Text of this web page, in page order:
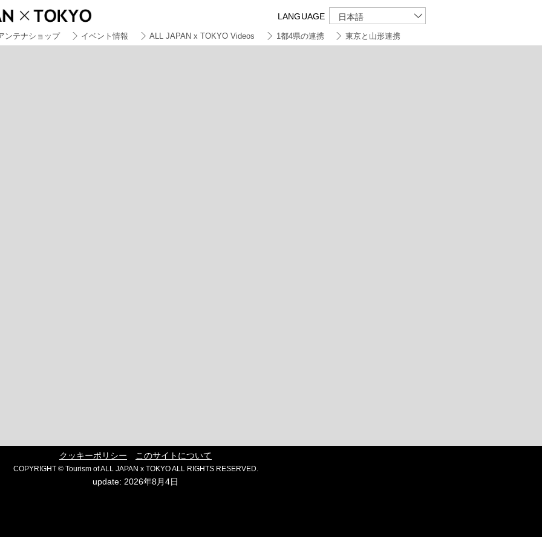
LANGUAGE 日本語
ンテナショップ イベント情報 ALL JAPAN x TOKYO Videos 1都4県の連携 東京と山形連携
クッキーポリシー このサイトについて
COPYRIGHT © Tourism of ALL JAPAN x TOKYO ALL RIGHTS RESERVED.
update: 2026年8月4日